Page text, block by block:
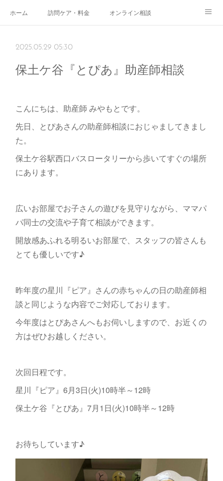
ホーム 訪問ケア・料金 オンライン相談
2025.05.29 05:30
保土ケ谷『とぴあ』助産師相談
こんにちは、助産師 みやもとです。
先日、とぴあさんの助産師相談におじゃましてきまし
た。
保土ケ谷駅西口バスロータリーから歩いてすぐの場所
にあります。
広いお部屋でお子さんの遊びを見守りながら、ママパ
パ同士の交流や子育て相談ができます。
開放感あふれる明るいお部屋で、スタッフの皆さんも
とても優しいです♪
昨年度の星川『ピア』さんの赤ちゃんの日の助産師相
談と同じような内容でご対応しております。
今年度はとぴあさんへもお伺いしますので、お近くの
方はぜひお越しください。
次回日程です。
星川『ピア』6月3日(火)10時半～12時
保土ケ谷『とぴあ』7月1日(火)10時半～12時
お待ちしています♪